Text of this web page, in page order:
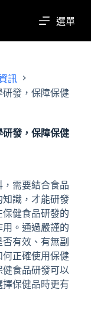
選單
訊
研發，保障保健
研發，保障保健
需要結合食品
識，才能研發
健食品研發的
。通過嚴謹的
有效、有無副
正確使用保健
食品研發可以
保健品時更有